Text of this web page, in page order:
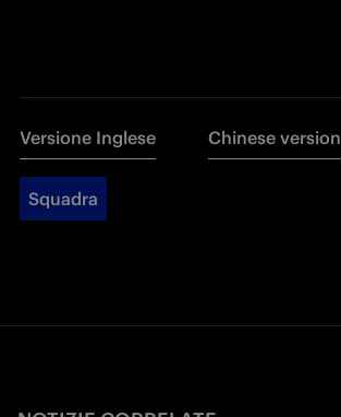
Versione Inglese Chinese version
Squadra